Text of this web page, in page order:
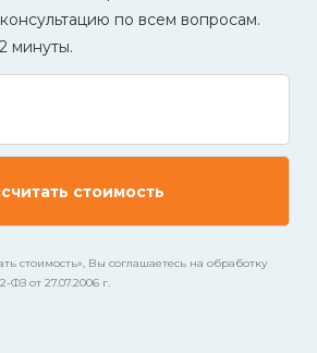
по всем вопросам.
минуты.
стоимость», Вы соглашаетесь на обработку
от 27.07.2006 г.